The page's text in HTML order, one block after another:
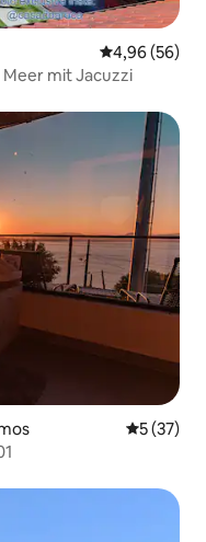
4,96 (56)
Meer mit Jacuzzi
5 (37)